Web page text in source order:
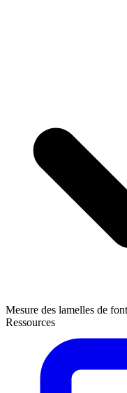
Mesure des lamelles de
Ressources